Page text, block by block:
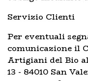
Servizio Clienti
Per eventuali
comunicazione il
Artigiani del Bio
13 - 84010 San